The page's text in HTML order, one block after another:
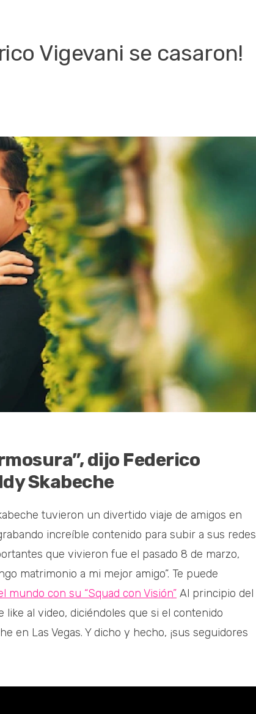
Vigevani se casaron!
dijo Federico
Skabeche
tuvieron un divertido viaje de amigos en
increíble contenido para subir a sus redes
que vivieron fue el pasado 8 de marzo,
matrimonio a mi mejor amigo”. Te puede
mundo con su “Squad con Visión” Al principio del
like al video, diciéndoles que si el contenido
en Las Vegas. Y dicho y hecho, ¡sus seguidores